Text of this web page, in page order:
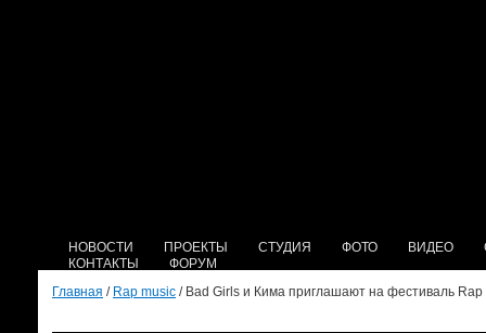
НОВОСТИ ПРОЕКТЫ СТУДИЯ ФОТО ВИДЕО
КОНТАКТЫ
ФОРУМ
Главная / Rap music / Bad Girls и Кима приглашают на фестиваль Rap